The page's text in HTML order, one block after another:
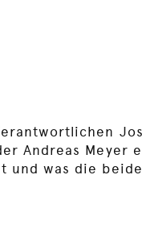
Andreas Meyer
und was die